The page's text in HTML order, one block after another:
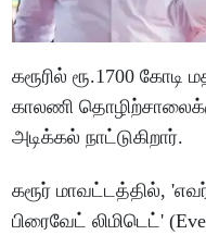
கரூரில் ரூ.1700 கோடி
காலணி
அடிக்கல் நாட்டுகிறார்.
கரூர் மாவட்டத்தில்,
பிரைவேட் லிமிடெட்'